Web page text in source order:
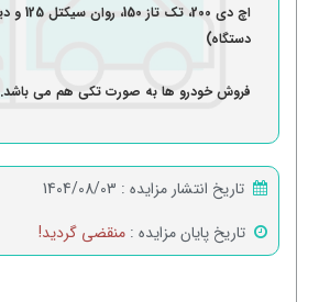
دستگاه)
فروش خودرو ها به صورت تکی هم می باشد.
تاریخ انتشار مزایده : 1404/08/03
تاریخ پایان مزایده : منقضی گردید!